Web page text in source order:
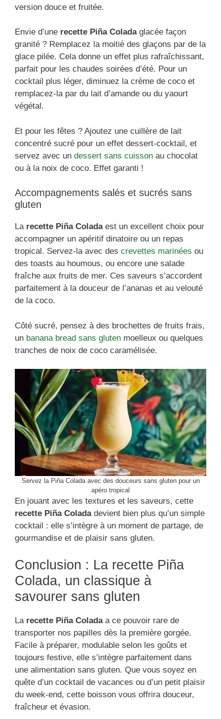
version douce et fruitée.
Envie d’une recette Piña Coladaglacée façon
granité ? Remplacez la moitié des glaçons par de la
glace pilée. Cela donne un effet plus rafraîchissant,
parfait pour les chaudes soirées d’été. Pour un
cocktail plus léger, diminuez la crème de coco et
remplacez-la par du lait d’amande ou du yaourt
végétal.
Et pour les fêtes ? Ajoutez une cuillère de lait
concentré sucré pour un effet dessert-cocktail, et
servez avec un dessert sans cuisson au chocolat
ou à la noix de coco. Effet garanti !
Accompagnements salés et sucrés sans
gluten
La recette Piña Coladaest un excellent choix pour
accompagner un apéritif dinatoire ou un repas
tropical. Servez-la avec des crevettes marinées ou
des toasts au houmous, ou encore une salade
fraîche aux fruits de mer. Ces saveurs s’accordent
parfaitement à la douceur de l’ananas et au velouté
de la coco.
Côté sucré, pensez à des brochettes de fruits frais,
un banana bread sans gluten moelleux ou quelques
tranches de noix de coco caramélisée.
Servez la Piña Colada avec des douceurs sans gluten pour un
apéro tropical
En jouant avec les textures et les saveurs, cette
recette Piña Coladadevient bien plus qu’un simple
cocktail : elle s’intègre à un moment de partage, de
gourmandise et de plaisir sans gluten.
Conclusion : La recette Piña
Colada, un classique à
savourer sans gluten
La recette Piña Coladaa ce pouvoir rare de
transporter nos papilles dès la première gorgée.
Facile à préparer, modulable selon les goûts et
toujours festive, elle s’intègre parfaitement dans
une alimentation sans gluten. Que vous soyez en
quête d’un cocktail de vacances ou d’un petit plaisir
du week-end, cette boisson vous offrira douceur,
fraîcheur et évasion.